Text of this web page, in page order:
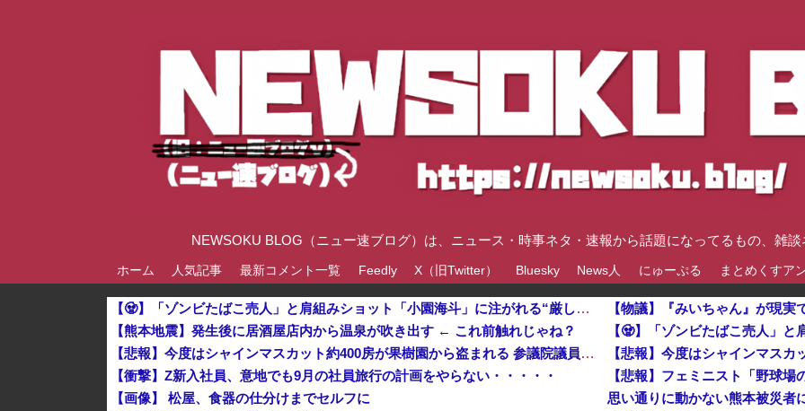
NEWSOKU BLOG（ニュー速ブログ）は、ニュース・時事ネタ・速報から話題になってるもの、雑
ホーム 人気記事 最新コメント一覧 Feedly X（旧Twitter） Bluesky News人 にゅーぷる まとめくすア
【🧟】「ゾンビたばこ売人」と肩組みショット「小園海斗」に注がれる“厳しい視線” 「レギュラー剥奪も選
【熊本地震】発生後に居酒屋店内から温泉が吹き出す ← これ前触れじゃね？
【悲報】今度はシャインマスカット約400房が果樹園から盗まれる 参議院議員「日本人ではないと思う」他
【衝撃】Z新入社員、意地でも9月の社員旅行の計画をやらない・・・・・
【画像】 松屋、食器の仕分けまでセルフに